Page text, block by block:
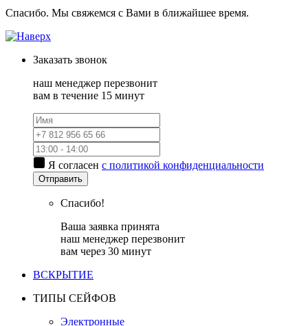
Спасибо. Мы свяжемся с Вами в ближайшее время.
Заказать звонок
наш менеджер перезвонит
вам в течение 15 минут
Я согласен с политикой конфиденциальности
Отправить
Спасибо!
Ваша заявка принята
наш менеджер перезвонит
вам через 30 минут
ВСКРЫТИЕ
ТИПЫ СЕЙФОВ
Электронные